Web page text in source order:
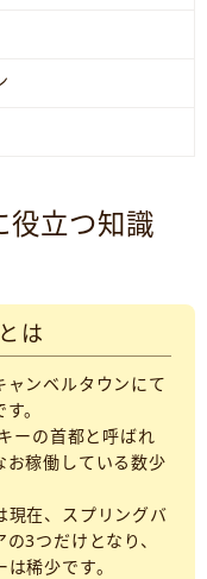
役立つ知識
は
ャンベルタウンにて
。
ーの首都と呼ばれ
お稼働している数少
現在、スプリングバ
3つだけとなり、
稀少です。